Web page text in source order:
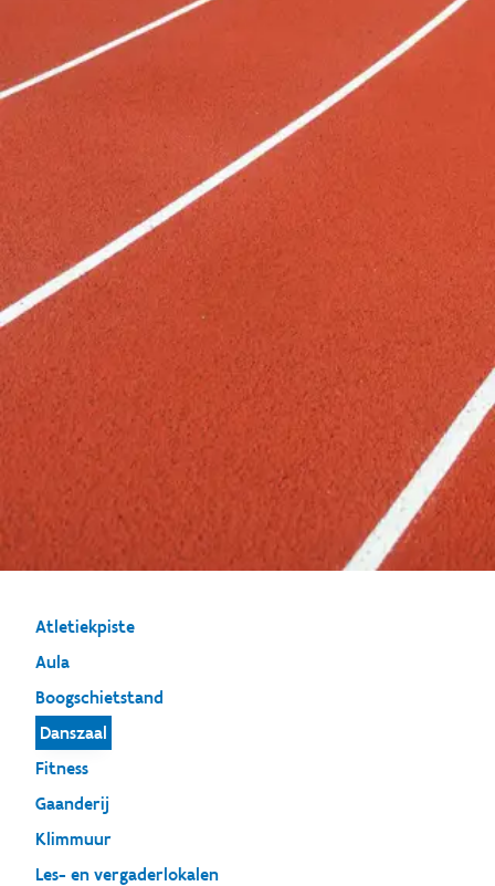
Atletiekpiste
Aula
Boogschietstand
Danszaal
Fitness
Gaanderij
Klimmuur
Les- en vergaderlokalen